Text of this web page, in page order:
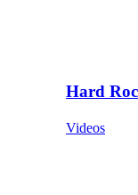
Hard
Videos